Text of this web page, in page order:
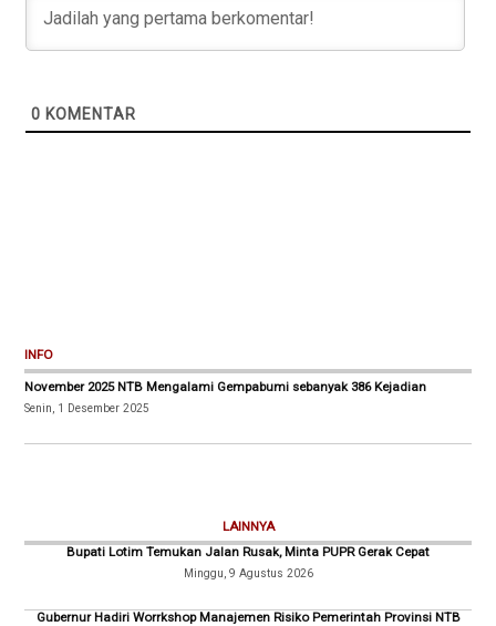
0 KOMENTAR
INFO
November 2025 NTB Mengalami Gempabumi sebanyak 386 Kejadian
Senin, 1 Desember 2025
LAINNYA
Bupati Lotim Temukan Jalan Rusak, Minta PUPR Gerak Cepat
Minggu, 9 Agustus 2026
Gubernur Hadiri Worrkshop Manajemen Risiko Pemerintah Provinsi NTB